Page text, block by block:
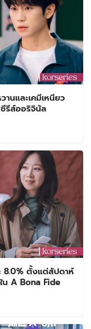
นและเคมีเหนียว
รีส์ออริจินัล
8.0% ตั้งแต่สัปดาห์
น A Bona Fide